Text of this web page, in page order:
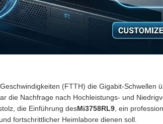
(FTTH) die Gigabit-Schwellen
die Nachfrage nach Hochleistungs- und
die Einführung desMi3758RL9 , ein
fortschrittlicher Heimlabore dienen soll.